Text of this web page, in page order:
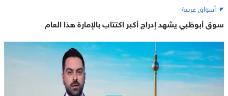
أسواق عربية
سوق أبوظبي يشهد إدراج أكبر اكتتاب بالإمارة هذا العام